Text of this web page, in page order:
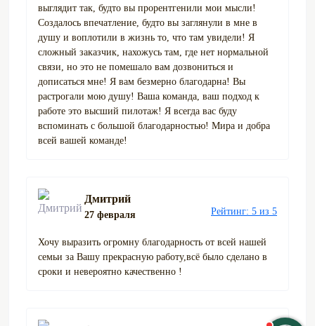
выглядит так, будто вы прорентгенили мои мысли!
Создалось впечатление, будто вы заглянули в мне в
душу и воплотили в жизнь то, что там увидели! Я
сложный заказчик, нахожусь там, где нет нормальной
связи, но это не помешало вам дозвониться и
дописаться мне! Я вам безмерно благодарна! Вы
растрогали мою душу! Ваша команда, ваш подход к
работе это высший пилотаж! Я всегда вас буду
вспоминать с большой благодарностью! Мира и добра
всей вашей команде!
Дмитрий
27 февраля Рейтинг: 5 из 5
Хочу выразить огромну благодарность от всей нашей
семьи за Вашу прекрасную работу,всё было сделано в
сроки и невероятно качественно !